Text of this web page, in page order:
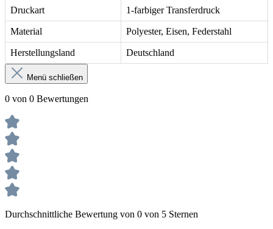
Druckart 1-farbiger Transferdruck
Material Polyester, Eisen, Federstahl
Herstellungsland Deutschland
Menü schließen
0 von 0 Bewertungen
Durchschnittliche Bewertung von 0 von 5 Sternen